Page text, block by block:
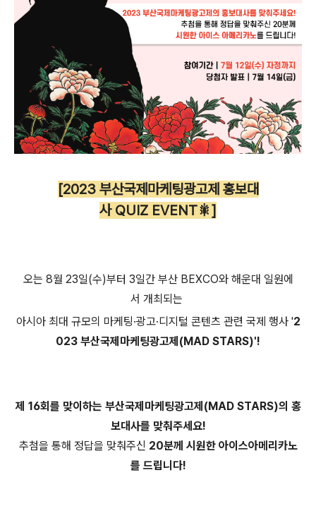
[2023 부산국제마케팅광고제 홍보대
사 QUIZ EVENT🎇]
오는 8월 23일(수)부터 3일간 부산 BEXCO와 해운대 일원에
서 개최되는
아시아 최대 규모의 마케팅·광고·디지털 콘텐츠 관련 국제 행사 '2
023 부산국제마케팅광고제(MAD STARS)'!
제 16회를 맞이하는 부산국제마케팅광고제(MAD STARS)의 홍
보대사를 맞춰주세요!
추첨을 통해 정답을 맞춰주신 20분께 시원한 아이스아메리카노
를 드립니다!